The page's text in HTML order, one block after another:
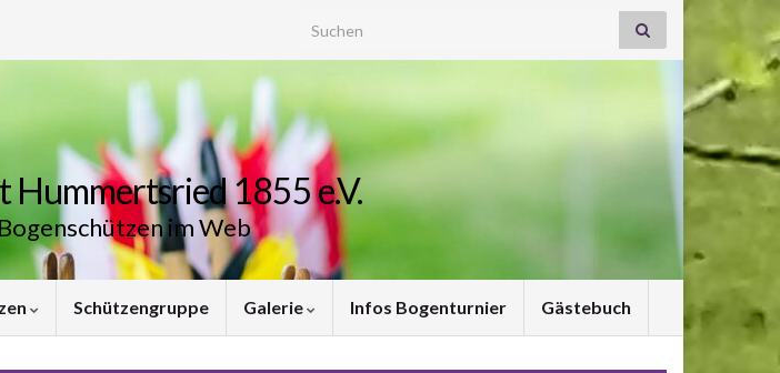
Search for:
Hummertsried 1855 e.V.
im Web
Schützengruppe Galerie Infos Bogenturnier Gästebuch